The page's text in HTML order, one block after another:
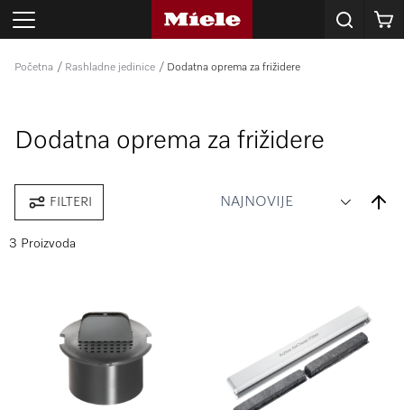
Korpa
Početna Rashladne jedinice Dodatna oprema za frižidere
Dodatna oprema za frižidere
3 Proizvoda
Set
FILTERI